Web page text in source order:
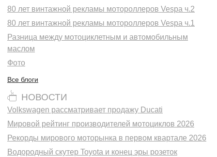
80 лет винтажной рекламы мотороллеров Vespa ч.2
80 лет винтажной рекламы мотороллеров Vespa ч.1
Разница между мотоциклетным и автомобильным
маслом
Фото
Все блоги
НОВОСТИ
Volkswagen рассматривает продажу Ducati
Мировой рейтинг производителей мотоциклов 2026
Рекорды мирового моторынка в первом квартале 2026
Водородный скутер Toyota и конец эры розеток